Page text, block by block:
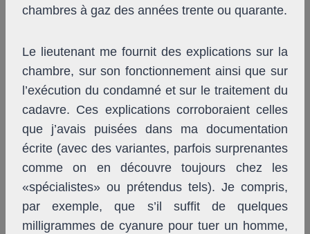
chambres à gaz des années trente ou quarante.
Le lieutenant me fournit des explications sur la
chambre, sur son fonctionnement ainsi que sur
l’exécution du condamné et sur le traitement du
cadavre. Ces explications corroboraient celles
que j’avais puisées dans ma documentation
écrite (avec des variantes, parfois surprenantes
comme on en découvre toujours chez les
«spécialistes» ou prétendus tels). Je compris,
par exemple, que s’il suffit de quelques
milligrammes de cyanure pour tuer un homme,